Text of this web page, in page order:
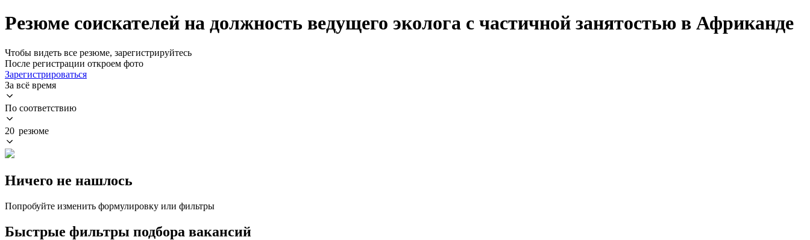
Резюме соискателей на должность ведущего эколога с частичной занятостью в Африканде
Чтобы видеть все резюме, зарегистрируйтесь
После регистрации откроем фото
Зарегистрироваться
За всё время
По соответствию
20 резюме
Ничего не нашлось
Попробуйте изменить формулировку или фильтры
Быстрые фильтры подбора вакансий